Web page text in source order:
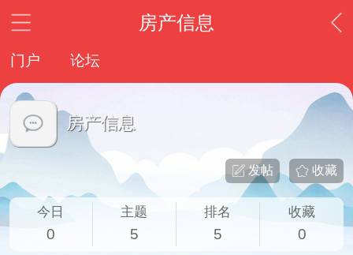
房产信息
门户 论坛
房产信息
收藏
发帖
今日
0
主题
5
排名
5
收藏
0